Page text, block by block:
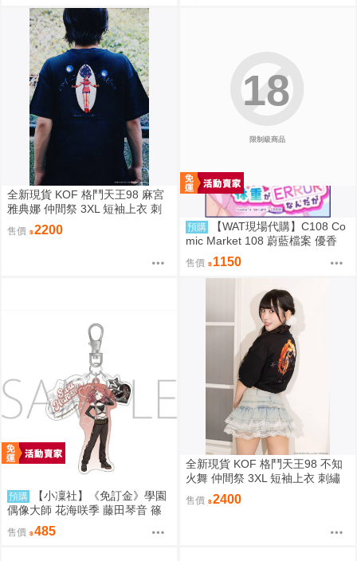
全新現貨 KOF 格鬥天王98 麻宮
雅典娜 仲間祭 3XL 短袖上衣 刺
繡 限定聯名
售價 2200
限制級商品
18
預購
【WAT現場代購】C108 Co
mic Market 108 蔚藍檔案 優香
ユウカの体重がERRORなんだが
售價 1150
預購
【小凜社】《免訂金》學園
偶像大師 花海咲季 藤田琴音 篠
澤廣 ECLIPSE LIGHT 吊飾 桌上
小旗
售價 485
全新現貨 KOF 格鬥天王98 不知
火舞 仲間祭 3XL 短袖上衣 刺繡
限定聯名
售價 2400